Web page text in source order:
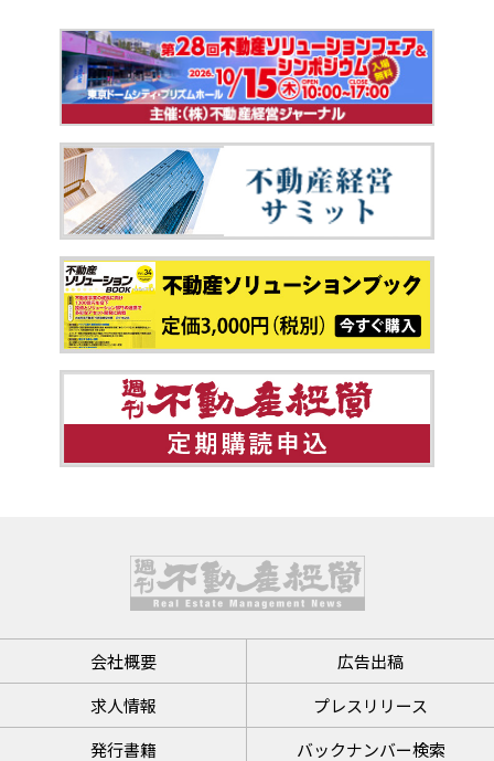
会社概要
広告出稿
求人情報
プレスリリース
発行書籍
バックナンバー検索